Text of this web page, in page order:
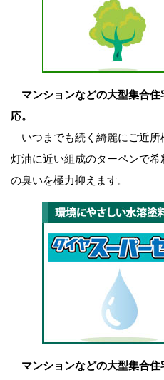
マンションなどの大型集合
応。
いつまでも続く綺麗にご近
灯油に近い組成のターペンで
の臭いを極力抑えます。
マンションなどの大型集合